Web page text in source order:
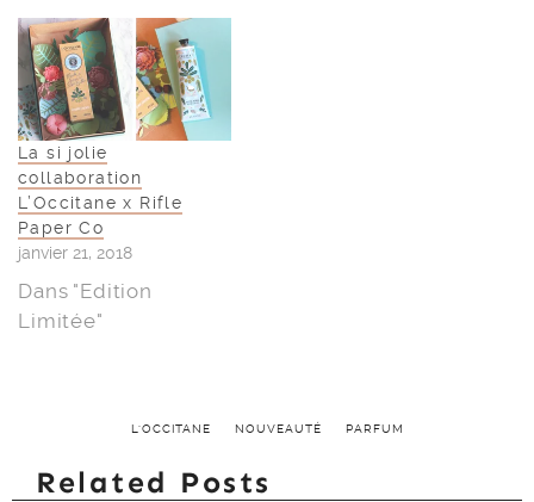
La si jolie
collaboration
L’Occitane x Rifle
Paper Co
janvier 21, 2018
Dans "Edition
Limitée"
L'OCCITANE NOUVEAUTÉ PARFUM
Related Posts